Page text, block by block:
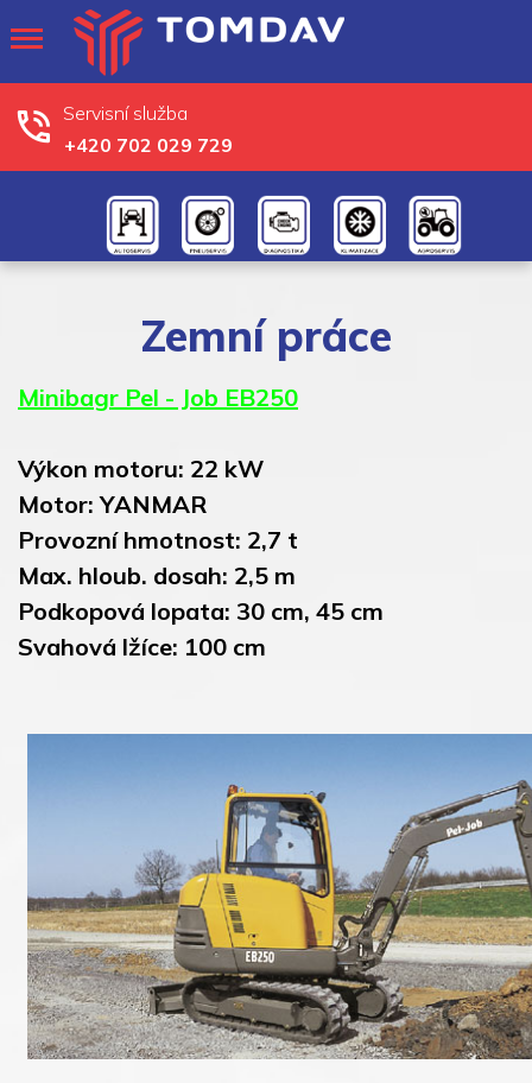
Servisní služba
+420 702 029 729
Zemní práce
Minibagr Pel - Job EB250
Výkon motoru: 22 kW
Motor: YANMAR
Provozní hmotnost: 2,7 t
Max. hloub. dosah: 2,5 m
Podkopová lopata: 30 cm, 45 cm
Svahová lžíce: 100 cm